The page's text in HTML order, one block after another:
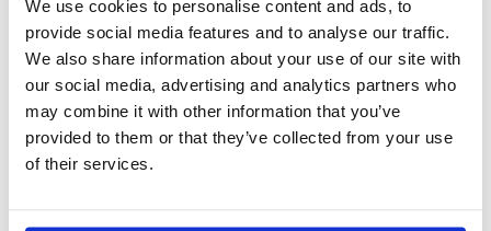
We use cookies to personalise content and ads, to
provide social media features and to analyse our traffic.
We also share information about your use of our site with
our social media, advertising and analytics partners who
may combine it with other information that you’ve
provided to them or that they’ve collected from your use
of their services.
Post
navigation
Lire prochain article: Stage de seconde au GIM : Une